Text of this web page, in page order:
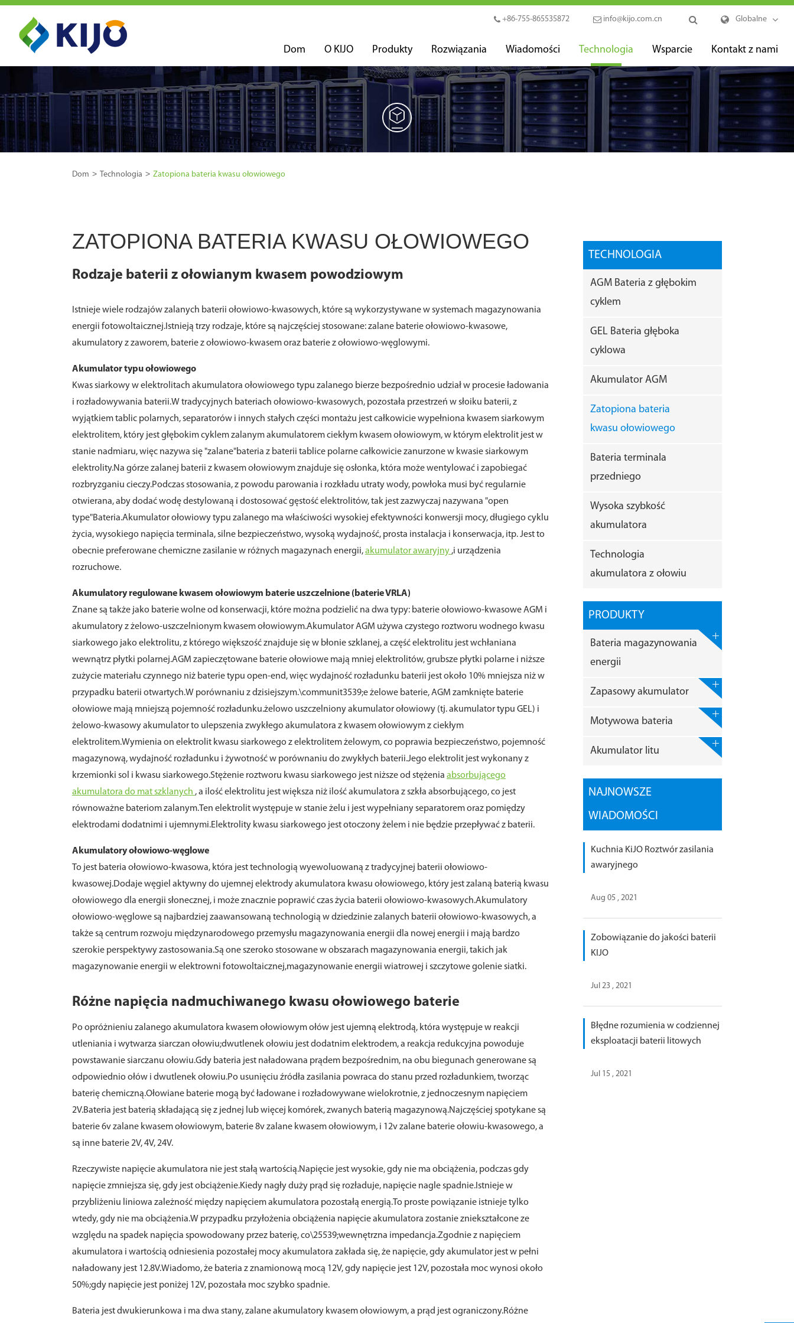
+86-755-865535872 info@kijo.com.cn Globalne
Dom O KIJO Produkty Rozwiązania Wiadomości Technologia Wsparcie Kontakt z nami
Dom Technologia Zatopiona bateria kwasu ołowiowego
ZATOPIONA BATERIA KWASU OŁOWIOWEGO
Rodzaje baterii z ołowianym kwasem powodziowym
Istnieje wiele rodzajów zalanych baterii ołowiowo-kwasowych, które są wykorzystywane w systemach magazynowania
energii fotowoltaicznej.Istnieją trzy rodzaje, które są najczęściej stosowane: zalane baterie ołowiowo-kwasowe,
akumulatory z zaworem, baterie z ołowiowo-kwasem oraz baterie z ołowiowo-węglowymi.
Akumulator typu ołowiowego
Kwas siarkowy w elektrolitach akumulatora ołowiowego typu zalanego bierze bezpośrednio udział w procesie ładowania
i rozładowywania baterii.W tradycyjnych bateriach ołowiowo-kwasowych, pozostała przestrzeń w słoiku baterii, z
wyjątkiem tablic polarnych, separatorów i innych stałych części montażu jest całkowicie wypełniona kwasem siarkowym
elektrolitem, który jest głębokim cyklem zalanym akumulatorem ciekłym kwasem ołowiowym, w którym elektrolit jest w
stanie nadmiaru, więc nazywa się "zalane"bateria z baterii tablice polarne całkowicie zanurzone w kwasie siarkowym
elektrolity.Na górze zalanej baterii z kwasem ołowiowym znajduje się osłonka, która może wentylować i zapobiegać
rozbryzganiu cieczy.Podczas stosowania, z powodu parowania i rozkładu utraty wody, powłoka musi być regularnie
otwierana, aby dodać wodę destylowaną i dostosować gęstość elektrolitów, tak jest zazwyczaj nazywana "open
type"Bateria.Akumulator ołowiowy typu zalanego ma właściwości wysokiej efektywności konwersji mocy, długiego cyklu
życia, wysokiego napięcia terminala, silne bezpieczeństwo, wysoką wydajność, prosta instalacja i konserwacja, itp. Jest to
obecnie preferowane chemiczne zasilanie w różnych magazynach energii,akumulator awaryjny ,i urządzenia
rozruchowe.
Akumulatory regulowane kwasem ołowiowym baterie uszczelnione (baterie VRLA)
Znane są także jako baterie wolne od konserwacji, które można podzielić na dwa typy: baterie ołowiowo-kwasowe AGM i
akumulatory z żelowo-uszczelnionym kwasem ołowiowym.Akumulator AGM używa czystego roztworu wodnego kwasu
siarkowego jako elektrolitu, z którego większość znajduje się w błonie szklanej, a część elektrolitu jest wchłaniana
wewnątrz płytki polarnej.AGM zapieczętowane baterie ołowiowe mają mniej elektrolitów, grubsze płytki polarne i niższe
zużycie materiału czynnego niż baterie typu open-end, więc wydajność rozładunku baterii jest około 10% mniejsza niż w
przypadku baterii otwartych.W porównaniu z dzisiejszym.\communit3539;e żelowe baterie, AGM zamknięte baterie
ołowiowe mają mniejszą pojemność rozładunku.żelowo uszczelniony akumulator ołowiowy (tj. akumulator typu GEL) i
żelowo-kwasowy akumulator to ulepszenia zwykłego akumulatora z kwasem ołowiowym z ciekłym
elektrolitem.Wymienia on elektrolit kwasu siarkowego z elektrolitem żelowym, co poprawia bezpieczeństwo, pojemność
magazynową, wydajność rozładunku i żywotność w porównaniu do zwykłych baterii.Jego elektrolit jest wykonany z
krzemionki sol i kwasu siarkowego.Stężenie roztworu kwasu siarkowego jest niższe od stężenia absorbującego
akumulatora do mat szklanych , a ilość elektrolitu jest większa niż ilość akumulatora z szkła absorbującego, co jest
równoważne bateriom zalanym.Ten elektrolit występuje w stanie żelu i jest wypełniany separatorem oraz pomiędzy
elektrodami dodatnimi i ujemnymi.Elektrolity kwasu siarkowego jest otoczony żelem i nie będzie przepływać z baterii.
Akumulatory ołowiowo-węglowe
To jest bateria ołowiowo-kwasowa, która jest technologią wyewoluowaną z tradycyjnej baterii ołowiowo-
kwasowej.Dodaje węgiel aktywny do ujemnej elektrody akumulatora kwasu ołowiowego, który jest zalaną baterią kwasu
ołowiowego dla energii słonecznej, i może znacznie poprawić czas życia baterii ołowiowo-kwasowych.Akumulatory
ołowiowo-węglowe są najbardziej zaawansowaną technologią w dziedzinie zalanych baterii ołowiowo-kwasowych, a
także są centrum rozwoju międzynarodowego przemysłu magazynowania energii dla nowej energii i mają bardzo
szerokie perspektywy zastosowania.Są one szeroko stosowane w obszarach magazynowania energii, takich jak
magazynowanie energii w elektrowni fotowoltaicznej,magazynowanie energii wiatrowej i szczytowe golenie siatki.
Różne napięcia nadmuchiwanego kwasu ołowiowego baterie
Po opróżnieniu zalanego akumulatora kwasem ołowiowym ołów jest ujemną elektrodą, która występuje w reakcji
utleniania i wytwarza siarczan ołowiu;dwutlenek ołowiu jest dodatnim elektrodem, a reakcja redukcyjna powoduje
powstawanie siarczanu ołowiu.Gdy bateria jest naładowana prądem bezpośrednim, na obu biegunach generowane są
odpowiednio ołów i dwutlenek ołowiu.Po usunięciu źródła zasilania powraca do stanu przed rozładunkiem, tworząc
baterię chemiczną.Ołowiane baterie mogą być ładowane i rozładowywane wielokrotnie, z jednoczesnym napięciem
2V.Bateria jest baterią składającą się z jednej lub więcej komórek, zwanych baterią magazynową.Najczęściej spotykane są
baterie 6v zalane kwasem ołowiowym, baterie 8v zalane kwasem ołowiowym, i 12v zalane baterie ołowiu-kwasowego, a
są inne baterie 2V, 4V, 24V.
Rzeczywiste napięcie akumulatora nie jest stałą wartością.Napięcie jest wysokie, gdy nie ma obciążenia, podczas gdy
napięcie zmniejsza się, gdy jest obciążenie.Kiedy nagły duży prąd się rozładuje, napięcie nagle spadnie.Istnieje w
przybliżeniu liniowa zależność między napięciem akumulatora pozostałą energią.To proste powiązanie istnieje tylko
wtedy, gdy nie ma obciążenia.W przypadku przyłożenia obciążenia napięcie akumulatora zostanie zniekształcone ze
względu na spadek napięcia spowodowany przez baterię, co\25539;wewnętrzna impedancja.Zgodnie z napięciem
akumulatora i wartością odniesienia pozostałej mocy akumulatora zakłada się, że napięcie, gdy akumulator jest w pełni
naładowany jest 12.8V.Wiadomo, że bateria z znamionową mocą 12V, gdy napięcie jest 12V, pozostała moc wynosi około
50%;gdy napięcie jest poniżej 12V, pozostała moc szybko spadnie.
Bateria jest dwukierunkowa i ma dwa stany, zalane akumulatory kwasem ołowiowym, a prąd jest ograniczony.Różne
TECHNOLOGIA
AGM Bateria z głębokim
cyklem
GEL Bateria głęboka
cyklowa
Akumulator AGM
Zatopiona bateria
kwasu ołowiowego
Bateria terminala
przedniego
Wysoka szybkość
akumulatora
Technologia
akumulatora z ołowiu
PRODUKTY
Bateria magazynowania
energii
Zapasowy akumulator
Motywowa bateria
Akumulator litu
NAJNOWSZE
WIADOMOŚCI
Kuchnia KiJO Roztwór zasilania
awaryjnego
Aug 05 , 2021
Zobowiązanie do jakości baterii
KIJO
Jul 23 , 2021
Błędne rozumienia w codziennej
eksploatacji baterii litowych
Jul 15 , 2021